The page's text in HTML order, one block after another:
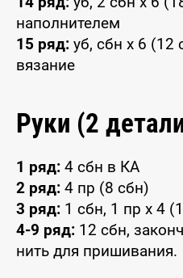
наполнителем
15 ряд: уб, сбн x 6 (12
вязание
Руки (2
1 ряд: 4 сбн в КА
2 ряд: 4 пр (8 сбн)
3 ряд: 1 сбн, 1 пр x 4
4-9 ряд: 12 сбн,
нить для пришивания.